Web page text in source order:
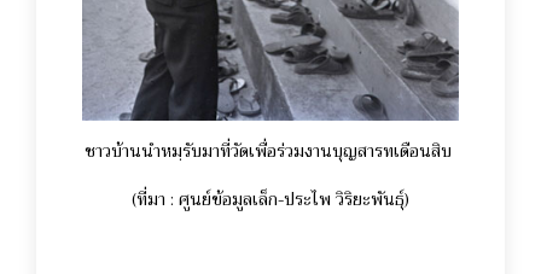
ชาวบ้านนำหมฺรับมาที่วัดเพื่อร่วมงานบุญสารทเดือนสิบ
(ที่มา : ศูนย์ข้อมูลเล็ก-ประไพ วิริยะพันธุ์)